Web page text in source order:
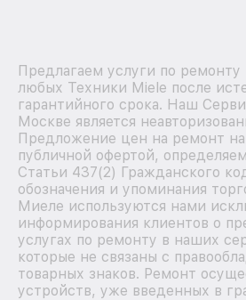
Предлагаем услуги по
любых Техники Miele после
гарантийного срока. Наш
Москве является
Предложение цен на ремонт на
публичной офертой,
Статьи 437(2) Гражданского
обозначения и упоминания
Миеле используются нами
информирования клиентов о
услугах по ремонту в наших
которые не связаны с
товарных знаков. Ремонт
устройств, уже введенных в